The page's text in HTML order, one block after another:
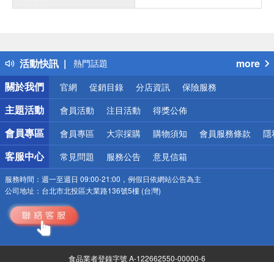
活動快訊
得獎公告
熱門話題
銀行優惠
偏遠地區配送
詐騙網頁！請小心！
more
關於我們
官網 促銷目錄 分店資訊 保險服務
主題活動 會員活動 注目活動 得獎公佈
會員專區 會員專區 大宗採購 購物須知 會員服務條款 隱
客服中心 常見問題 服務公告 意見信箱
服務時間： 週一至週日 09:00-21:00，例假日依網站公告為主
公司地址： 台北市北投區大業路136號5樓 (台灣)
食品業者登錄字號 A-122662550-00000-6